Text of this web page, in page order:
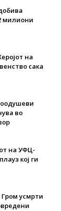
милиони
на
сака
во
на УФЦ-
кој ги
усмрти